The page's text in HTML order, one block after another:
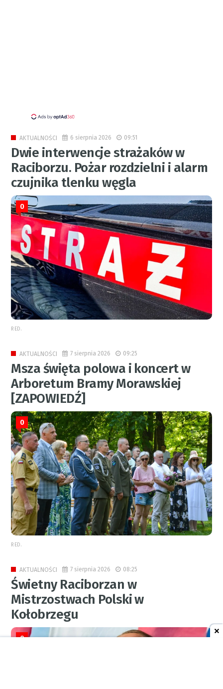
AKTUALNOŚCI 6 sierpnia 2026 09:51
Dwie interwencje strażaków w
Raciborzu. Pożar rozdzielni i alarm
czujnika tlenku węgla
0
RED.
AKTUALNOŚCI 7 sierpnia 2026 09:25
Msza święta polowa i koncert w
Arboretum Bramy Morawskiej
[ZAPOWIEDŹ]
0
RED.
AKTUALNOŚCI 7 sierpnia 2026 08:25
Świetny Raciborzan w
Mistrzostwach Polski w
Kołobrzegu
0